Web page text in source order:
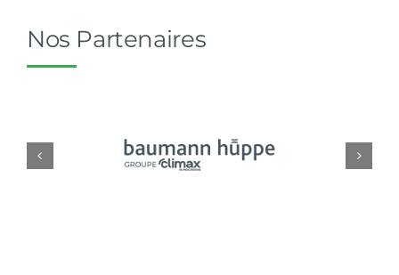
Nos Partenaires